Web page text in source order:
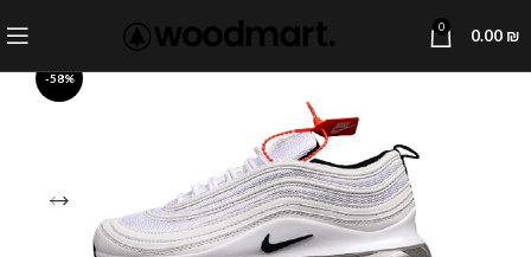
0 0.00 ₪
-58%